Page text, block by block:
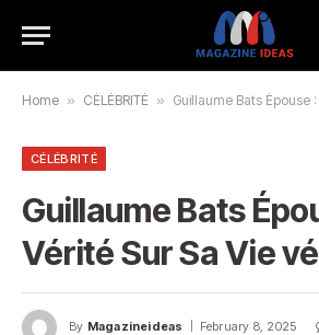
Home » CÉLÉBRITÉ » Guillaume Bats Épouse
CÉLÉBRITÉ
Guillaume Bats
Vérité Sur Sa Vie
By Magazineideas February 8, 2025